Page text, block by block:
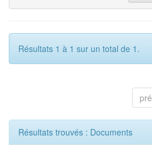
Résultats 1 à 1 sur un total de 1.
Résultats trouvés : Documents